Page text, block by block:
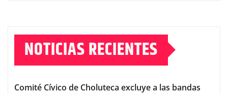
NOTICIAS RECIENTES
Comité Cívico de Choluteca excluye a las bandas